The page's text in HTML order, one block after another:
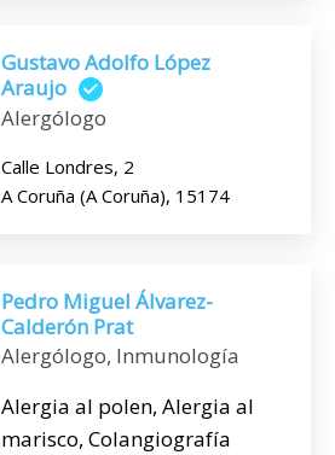
Gustavo Adolfo López
Araujo
Alergólogo
Calle Londres, 2
A Coruña (A Coruña), 15174
Pedro Miguel Álvarez-
Calderón Prat
Alergólogo, Inmunología
Alergia al polen, Alergia al
marisco, Colangiografía